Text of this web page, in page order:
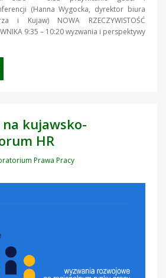
(Hanna Wygocka, dyrektor biura
i Kujaw) NOWA RZECZYWISTOŚĆ
9:35 – 10:20 wyzwania i perspektywy
kujawsko-
HR
Prawa Pracy